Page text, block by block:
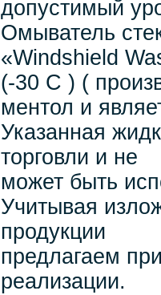
допустимый
Омыватель
«Windshield
(-30 С ) (
ментол и
Указанная
торговли и не
может быть
Учитывая
продукции
предлагаем
реализации.